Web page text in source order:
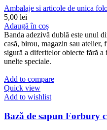
Ambalaje si articole de unica
5,00 lei
Adaugă în coș
Banda adezivă dublă este unul
casă, birou, magazin sau
sigură a diferitelor obiecte fără
unelte speciale.
Add to compare
Quick view
Add to wishlist
Bază de sapun Forbury